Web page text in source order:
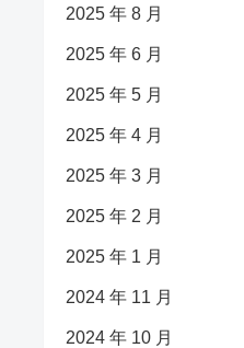
2025 年 8 月
2025 年 6 月
2025 年 5 月
2025 年 4 月
2025 年 3 月
2025 年 2 月
2025 年 1 月
2024 年 11 月
2024 年 10 月